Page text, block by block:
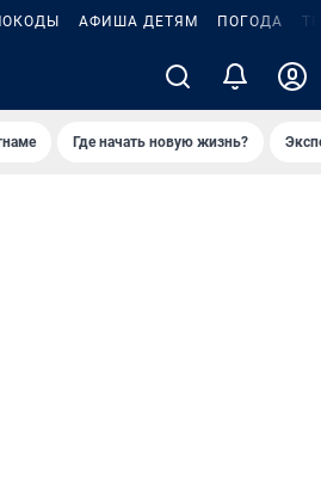
АФИША ДЕТЯМ ПОГОДА
Где начать новую жизнь?